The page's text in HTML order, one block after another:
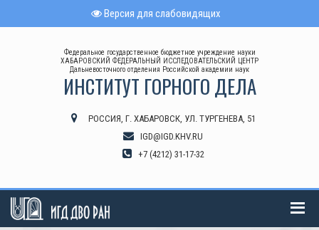
Версия для слабовидящих
Федеральное государственное бюджетное учреждение науки
ХАБАРОВСКИЙ ФЕДЕРАЛЬНЫЙ ИССЛЕДОВАТЕЛЬСКИЙ ЦЕНТР
Дальневосточного отделения Российской академии наук
ИНСТИТУТ ГОРНОГО ДЕЛА
РОССИЯ, Г. ХАБАРОВСК, УЛ. ТУРГЕНЕВА, 51
IGD@IGD.KHV.RU
+7 (4212) 31-17-32